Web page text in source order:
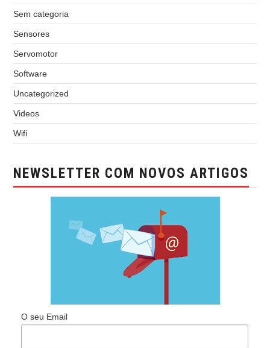
Sem categoria
Sensores
Servomotor
Software
Uncategorized
Videos
Wifi
NEWSLETTER COM NOVOS ARTIGOS
O seu Email